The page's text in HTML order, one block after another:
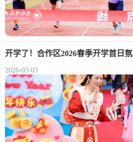
开学了！合作区2026春季开学首日
2026-03-03